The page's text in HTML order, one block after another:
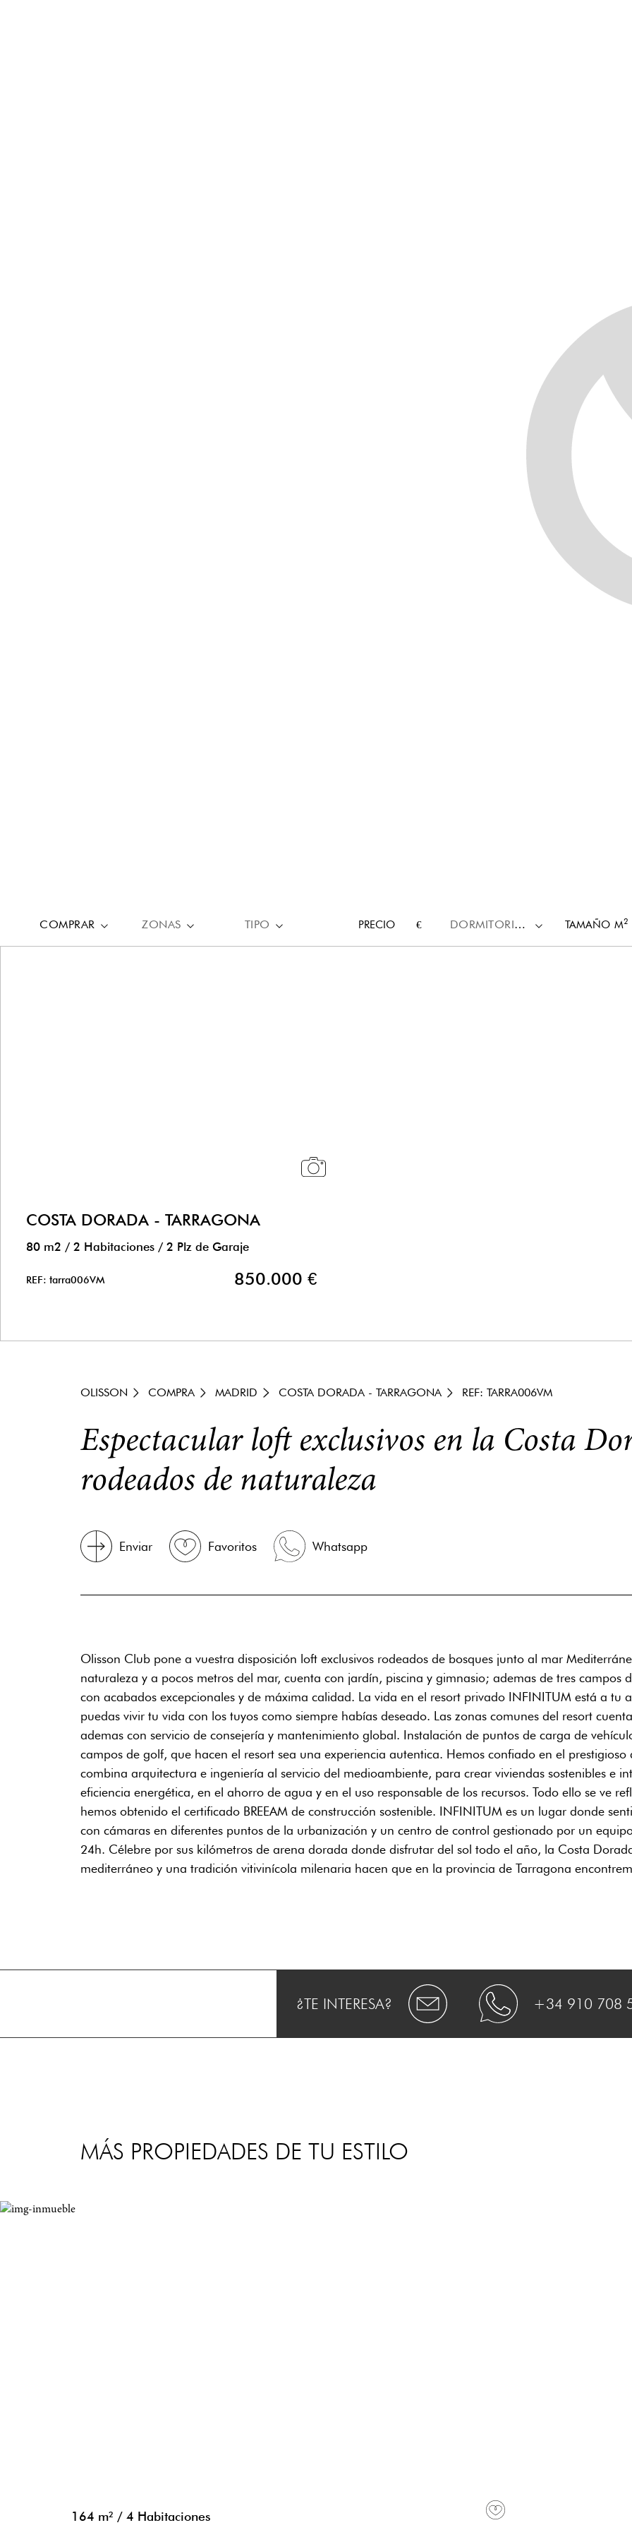
COMPRAR ZONAS TIPO PRECIO € DORMITORIOS TAMAÑO M2
COSTA DORADA - TARRAGONA
80 m2 / 2 Habitaciones / 2 Plz de Garaje
REF: tarra006VM 850.000 €
OLISSON COMPRA MADRID COSTA DORADA - TARRAGONA REF: TARRA006VM
Espectacular loft exclusivos en la Costa
rodeados de naturaleza
Enviar Favoritos Whatsapp
Olisson Club pone a vuestra disposición loft exclusivos rodeados de bosques junto al mar
naturaleza y a pocos metros del mar, cuenta con jardín, piscina y gimnasio; ademas de tres
con acabados excepcionales y de máxima calidad. La vida en el resort privado INFINITUM está a tu
puedas vivir tu vida con los tuyos como siempre habías deseado. Las zonas comunes del resort
ademas con servicio de consejería y mantenimiento global. Instalación de puntos de carga de
campos de golf, que hacen el resort sea una experiencia autentica. Hemos confiado en el
combina arquitectura e ingeniería al servicio del medioambiente, para crear viviendas sostenibles e
eficiencia energética, en el ahorro de agua y en el uso responsable de los recursos. Todo ello se ve
hemos obtenido el certificado BREEAM de construcción sostenible. INFINITUM es un lugar donde
con cámaras en diferentes puntos de la urbanización y un centro de control gestionado por un
24h. Célebre por sus kilómetros de arena dorada donde disfrutar del sol todo el año, la Costa
mediterráneo y una tradición vitivinícola milenaria hacen que en la provincia de Tarragona
¿TE INTERESA? +34 910 708
MÁS PROPIEDADES DE TU ESTILO
164 m² / 4 Habitaciones